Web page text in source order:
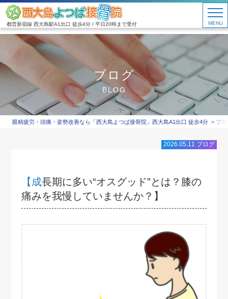
都営新宿線 西大島駅A1出口 徒歩4分 / 平日20時まで受付 MENU
ブログ
BLOG
眼精疲労・頭痛・姿勢改善なら「西大島よつば接骨院」西大島A1出口 徒歩4分 ブロ
2026.05.11 ブログ
【成長期に多い“オスグッド”とは？膝の
痛みを我慢していませんか？】